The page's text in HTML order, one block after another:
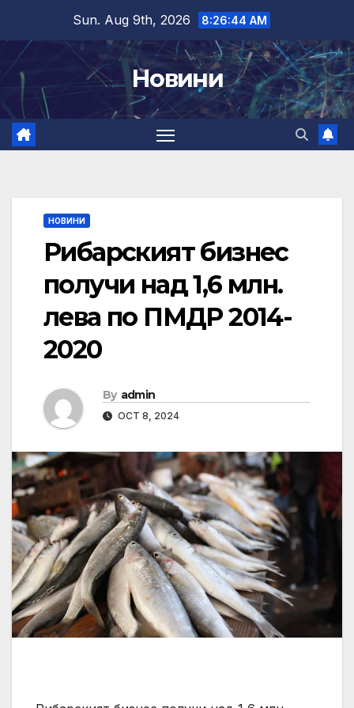
content
Sun. Aug 9th, 2026 8:26:45 AM
Новини
НОВИНИ
Рибарският бизнес
получи над 1,6 млн.
лева по ПМДР 2014-
2020
By admin
OCT 8, 2024